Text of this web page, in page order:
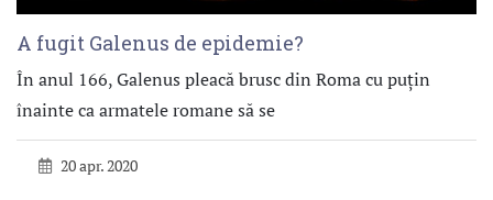
A fugit Galenus de epidemie?
În anul 166, Galenus pleacă brusc din Roma cu puțin
înainte ca armatele romane să se
20 apr. 2020